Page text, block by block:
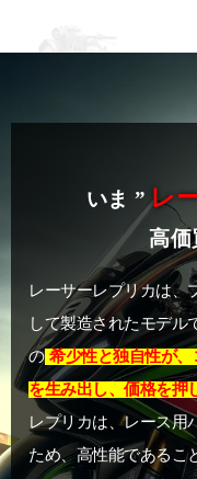
いま ” レ
高価
レーサーレプリカは、
して製造されたモデル
の 希少性と独自性が
を生み出し、価格を押
レプリカは、レース用
ため、高性能であるこ